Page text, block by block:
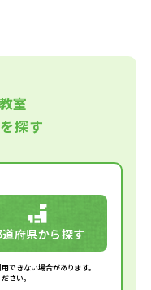
室
探す
府県から探す
できない場合があります。
さい。